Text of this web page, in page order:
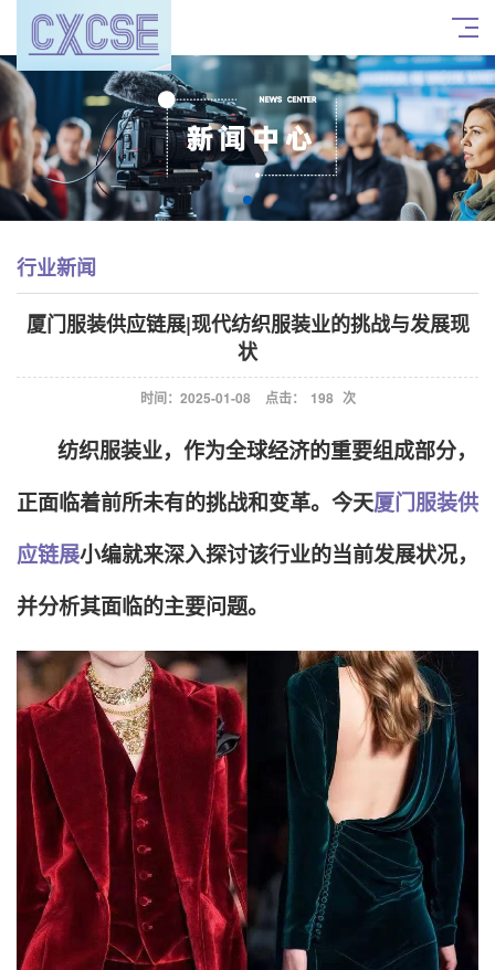
行业新闻
厦门服装供应链展|现代纺织服装业的挑战与发展现
状
时间：2025-01-08 点击： 198 次
纺织服装业，作为全球经济的重要组成部分，
正面临着前所未有的挑战和变革。今天厦门服装供
应链展小编就来深入探讨该行业的当前发展状况，
并分析其面临的主要问题。